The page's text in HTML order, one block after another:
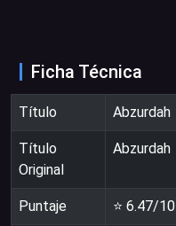
Ficha Técnica
Título Abzurdah
Título
Original
Abzurdah
Puntaje ⭐ 6.47/10